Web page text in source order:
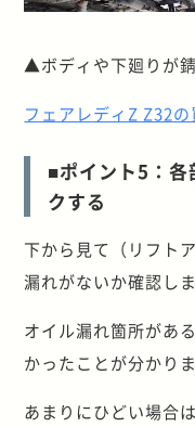
▲ボディや下廻りが
フェアレディZ Z32
■ポイント5：各
クする
下から見て（リフト
漏れがないか確認しま
オイル漏れ箇所があ
かったことが分かりま
あまりにひどい場合